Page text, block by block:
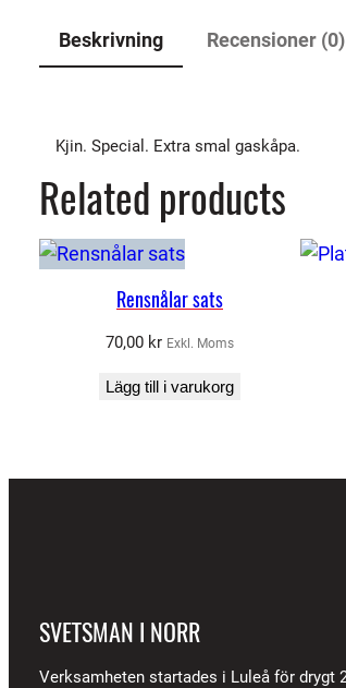
Beskrivning Recensioner (0)
Kjin. Special. Extra smal gaskåpa.
Related products
Rensnålar sats
70,00 kr Exkl. Moms
Lägg till i varukorg
SVETSMAN I NORR
Verksamheten startades i Luleå för drygt